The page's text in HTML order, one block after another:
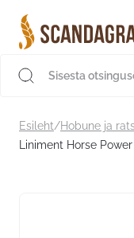
sisu
juurde
Esileht/Hobune ja
Liniment Horse